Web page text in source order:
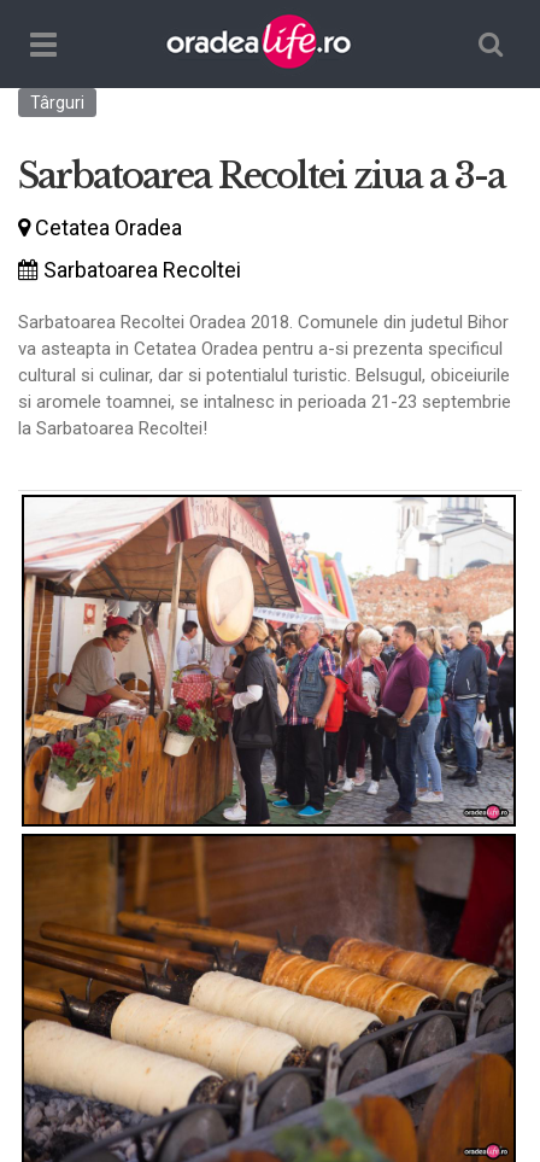
TPL_ORADEALIFE_TOGGLE_NAVIGATION
Târguri
Sarbatoarea Recoltei ziua a 3-a
Cetatea Oradea
Sarbatoarea Recoltei
Sarbatoarea Recoltei Oradea 2018. Comunele din judetul Bihor
va asteapta in Cetatea Oradea pentru a-si prezenta specificul
cultural si culinar, dar si potentialul turistic. Belsugul, obiceiurile
si aromele toamnei, se intalnesc in perioada 21-23 septembrie
la Sarbatoarea Recoltei!